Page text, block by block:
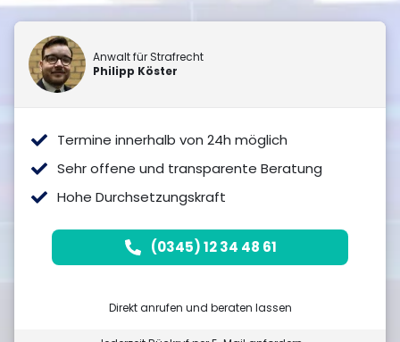
Anwalt für Strafrecht
Philipp Köster
Termine innerhalb von 24h möglich
Sehr offene und transparente Beratung
Hohe Durchsetzungskraft
(0345) 12 34 48 61
Direkt anrufen und beraten lassen